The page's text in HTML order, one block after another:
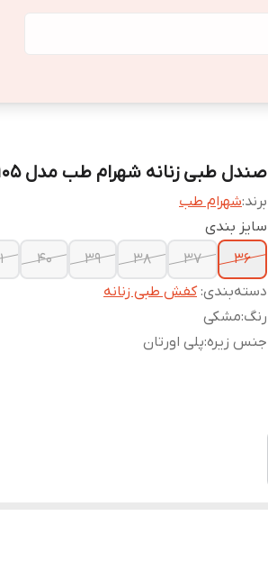
صندل طبی زنانه شهرام طب مدل 1105
برند:شهرام طب
سایز بندی
36
37
38
39
40
دسته‌بندی:کفش طبی زنانه
رنگ:مشکی
جنس زیره:پلی اورتان